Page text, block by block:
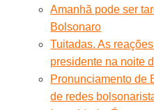
Amanhã pode ser
Bolsonaro
Tuitadas. As
presidente na noite
Pronunciamento de
de redes